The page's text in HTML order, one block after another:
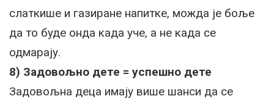
слаткише и газиране напитке, можда је боље
да то буде онда када уче, а не када се
одмарају.
8) Задовољно дете = успешно дете
Задовољна деца имају више шанси да се